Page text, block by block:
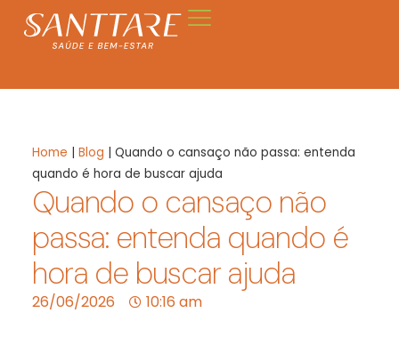
Home Blog
Quando o cansaço não passa: entenda
quando é hora de buscar ajuda
Quando o cansaço não
passa: entenda quando é
hora de buscar ajuda
26/06/2026 10:16 am